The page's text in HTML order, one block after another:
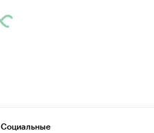
Социальные